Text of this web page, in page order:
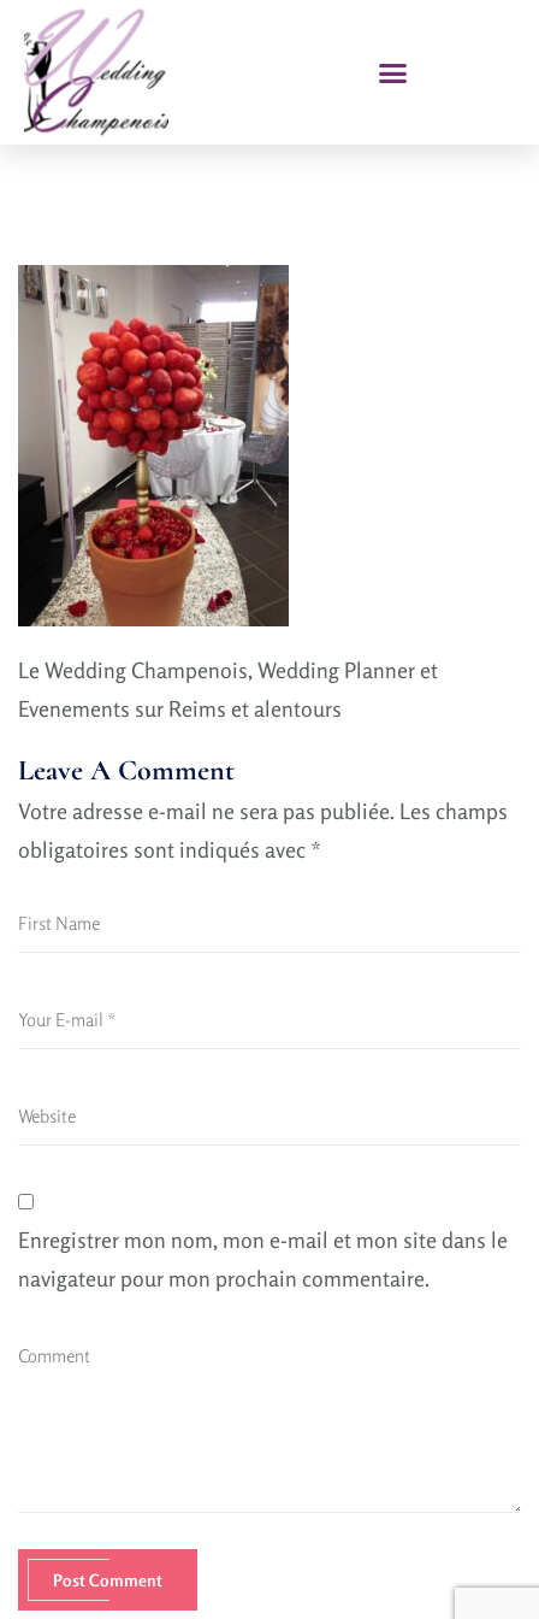
Le Wedding Champenois, Wedding Planner et
Evenements sur Reims et alentours
Leave A Comment
Votre adresse e-mail ne sera pas publiée. Les champs
obligatoires sont indiqués avec *
Enregistrer mon nom, mon e-mail et mon site dans le
navigateur pour mon prochain commentaire.
Post Comment